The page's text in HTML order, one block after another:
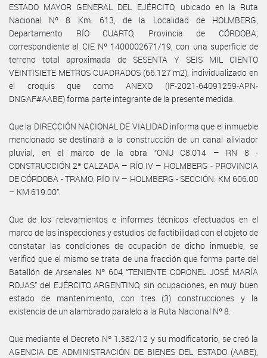
ESTADO MAYOR GENERAL DEL EJÉRCITO, ubicado en la Ruta
Nacional Nº 8 Km. 613, de la Localidad de HOLMBERG,
Departamento RÍO CUARTO, Provincia de CÓRDOBA;
correspondiente al CIE Nº 1400002671/19, con una superficie de
terreno total aproximada de SESENTA Y SEIS MIL CIENTO
VEINTISIETE METROS CUADRADOS (66.127 m2), individualizado en
el croquis que como ANEXO (IF-2021-64091259-APN-
DNGAF#AABE) forma parte integrante de la presente medida.
Que la DIRECCIÓN NACIONAL DE VIALIDAD informa que el inmueble
mencionado se destinará a la construcción de un canal aliviador
pluvial, en el marco de la obra “ONU C8.014 – RN 8 -
CONSTRUCCIÓN 2ª CALZADA – RÍO IV – HOLMBERG - PROVINCIA
DE CÓRDOBA - TRAMO: RÍO IV – HOLMBERG - SECCIÓN: KM 606.00
– KM 619.00”.
Que de los relevamientos e informes técnicos efectuados en el
marco de las inspecciones y estudios de factibilidad con el objeto de
constatar las condiciones de ocupación de dicho inmueble, se
verificó que el mismo se trata de una fracción que forma parte del
Batallón de Arsenales Nº 604 “TENIENTE CORONEL JOSÉ MARÍA
ROJAS” del EJÉRCITO ARGENTINO, sin ocupaciones, en muy buen
estado de mantenimiento, con tres (3) construcciones y la
existencia de un alambrado paralelo a la Ruta Nacional Nº 8.
Que mediante el Decreto Nº 1.382/12 y su modificatorio, se creó la
AGENCIA DE ADMINISTRACIÓN DE BIENES DEL ESTADO (AABE),